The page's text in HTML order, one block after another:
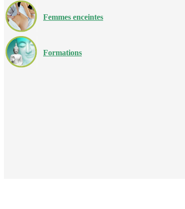
Femmes enceintes
Formations